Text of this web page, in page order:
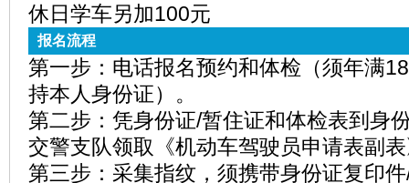
休日学车另加100元
报名流程
第一步：电话报名预约和体检（须年满
持本人身份证）。
第二步：凭身份证/暂住证和体检表到身
交警支队领取《机动车驾驶员申请表副
第三步：采集指纹，须携带身份证复印